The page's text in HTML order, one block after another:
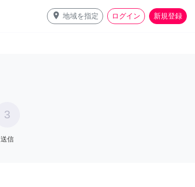
place 地域を指定 ログイン 新規登録
3
送信